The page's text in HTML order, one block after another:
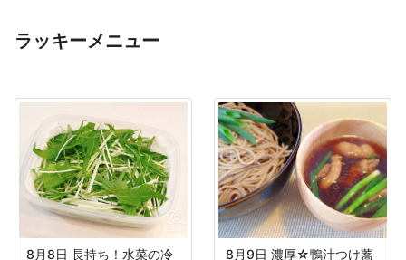
ラッキーメニュー
8月8日 長持ち！水菜の冷 8月9日 濃厚☆鴨汁つけ蕎